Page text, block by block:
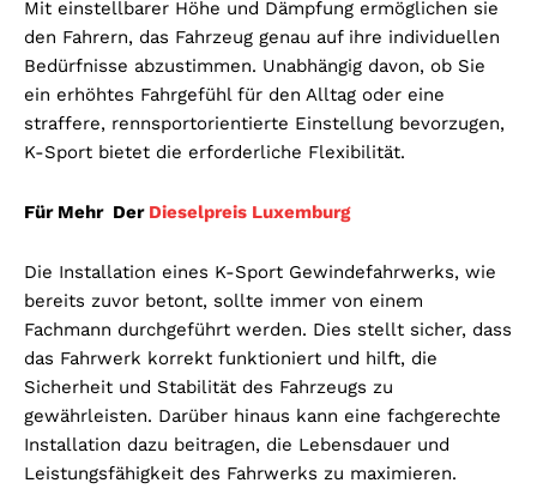
Mit einstellbarer Höhe und Dämpfung ermöglichen sie
den Fahrern, das Fahrzeug genau auf ihre individuellen
Bedürfnisse abzustimmen. Unabhängig davon, ob Sie
ein erhöhtes Fahrgefühl für den Alltag oder eine
straffere, rennsportorientierte Einstellung bevorzugen,
K-Sport bietet die erforderliche Flexibilität.
Für Mehr Der Dieselpreis Luxemburg
Die Installation eines K-Sport Gewindefahrwerks, wie
bereits zuvor betont, sollte immer von einem
Fachmann durchgeführt werden. Dies stellt sicher, dass
das Fahrwerk korrekt funktioniert und hilft, die
Sicherheit und Stabilität des Fahrzeugs zu
gewährleisten. Darüber hinaus kann eine fachgerechte
Installation dazu beitragen, die Lebensdauer und
Leistungsfähigkeit des Fahrwerks zu maximieren.